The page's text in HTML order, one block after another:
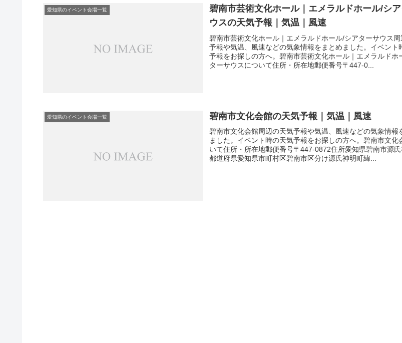
愛知県のイベント会場一覧
碧南市芸術文化ホール｜エメラルドホール/シ
ウスの天気予報｜気温｜風速
碧南市芸術文化ホール｜エメラルドホール/シアターサウス
予報や気温、風速などの気象情報をまとめました。イベント
予報をお探しの方へ。碧南市芸術文化ホール｜エメラルドホ
ターサウスについて住所・所在地郵便番号〒447-0...
愛知県のイベント会場一覧 碧南市文化会館の天気予報｜気温｜風速
碧南市文化会館周辺の天気予報や気温、風速などの気象情報
ました。イベント時の天気予報をお探しの方へ。碧南市文化
いて住所・所在地郵便番号〒447-0872住所愛知県碧南市源
都道府県愛知県市町村区碧南市区分け源氏神明町緯...